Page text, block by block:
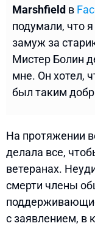
Marshfield в
подумали, что
замуж за
Мистер Болин
мне. Он хотел,
был таким
На протяжении
делала все,
ветеранах.
смерти члены
с заявлением, в